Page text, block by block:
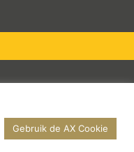
Gebruik de AX Cookie